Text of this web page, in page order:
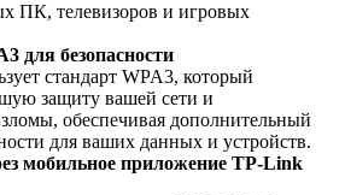
ПК, телевизоров и игровых
для безопасности
стандарт WPA3, который
защиту вашей сети и
обеспечивая дополнительный
для ваших данных и устройств.
мобильное приложение TP-Link